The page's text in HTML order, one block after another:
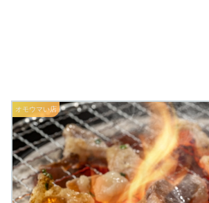
オモウマい店